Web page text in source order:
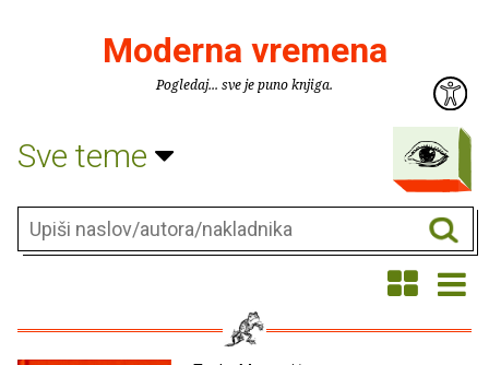
Moderna vremena
Pogledaj... sve je puno knjiga.
Sve teme